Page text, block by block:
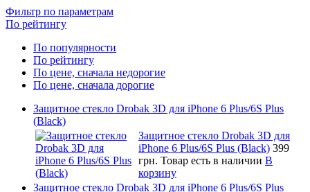
Фильтр по параметрам
По рейтингу
По популярности
По рейтингу
По цене, сначала недорогие
По цене, сначала дорогие
Защитное стекло Drobak 3D для iPhone 6 Plus/6S Plus
(Black)
Защитное стекло Drobak 3D для
iPhone 6 Plus/6S Plus (Black) 399
грн. Товар есть в наличии В
корзину
Защитное стекло Drobak 3D для iPhone 6 Plus/6S Plus